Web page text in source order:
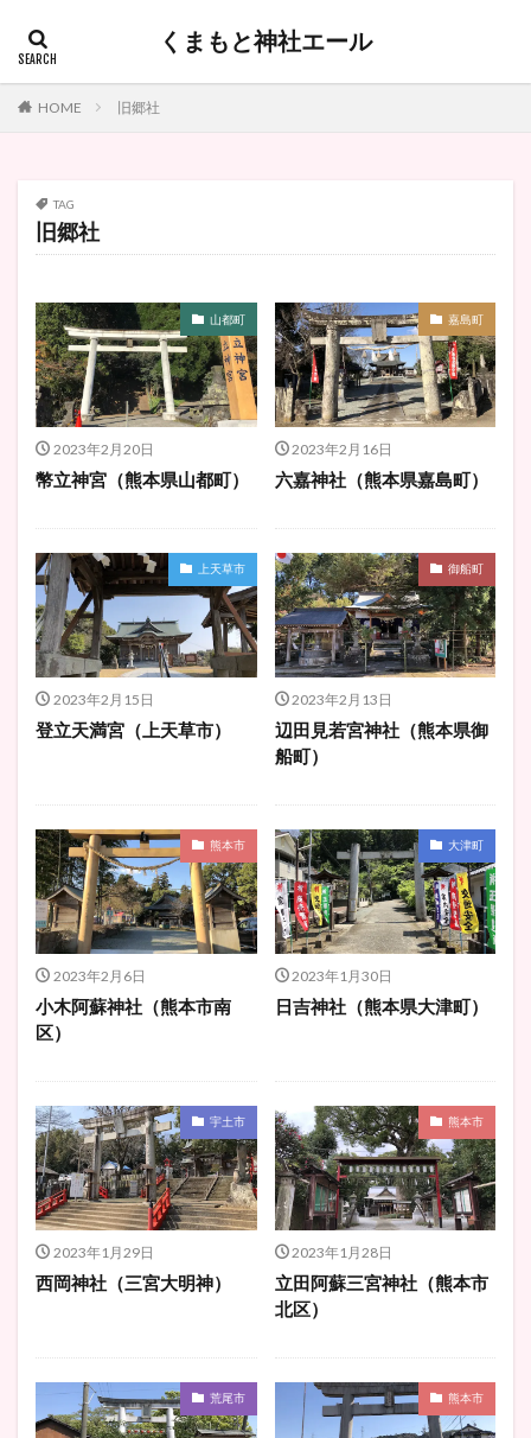
くまもと神社エール
HOME 旧郷社
TAG
旧郷社
山都町
2023年2月20日
幣立神宮（熊本県山都町）
嘉島町
2023年2月16日
六嘉神社（熊本県嘉島町）
上天草市
2023年2月15日
登立天満宮（上天草市）
御船町
2023年2月13日
辺田見若宮神社（熊本県御
船町）
熊本市
2023年2月6日
小木阿蘇神社（熊本市南
区）
大津町
2023年1月30日
日吉神社（熊本県大津町）
宇土市
2023年1月29日
西岡神社（三宮大明神）
熊本市
2023年1月28日
立田阿蘇三宮神社（熊本市
北区）
荒尾市 熊本市